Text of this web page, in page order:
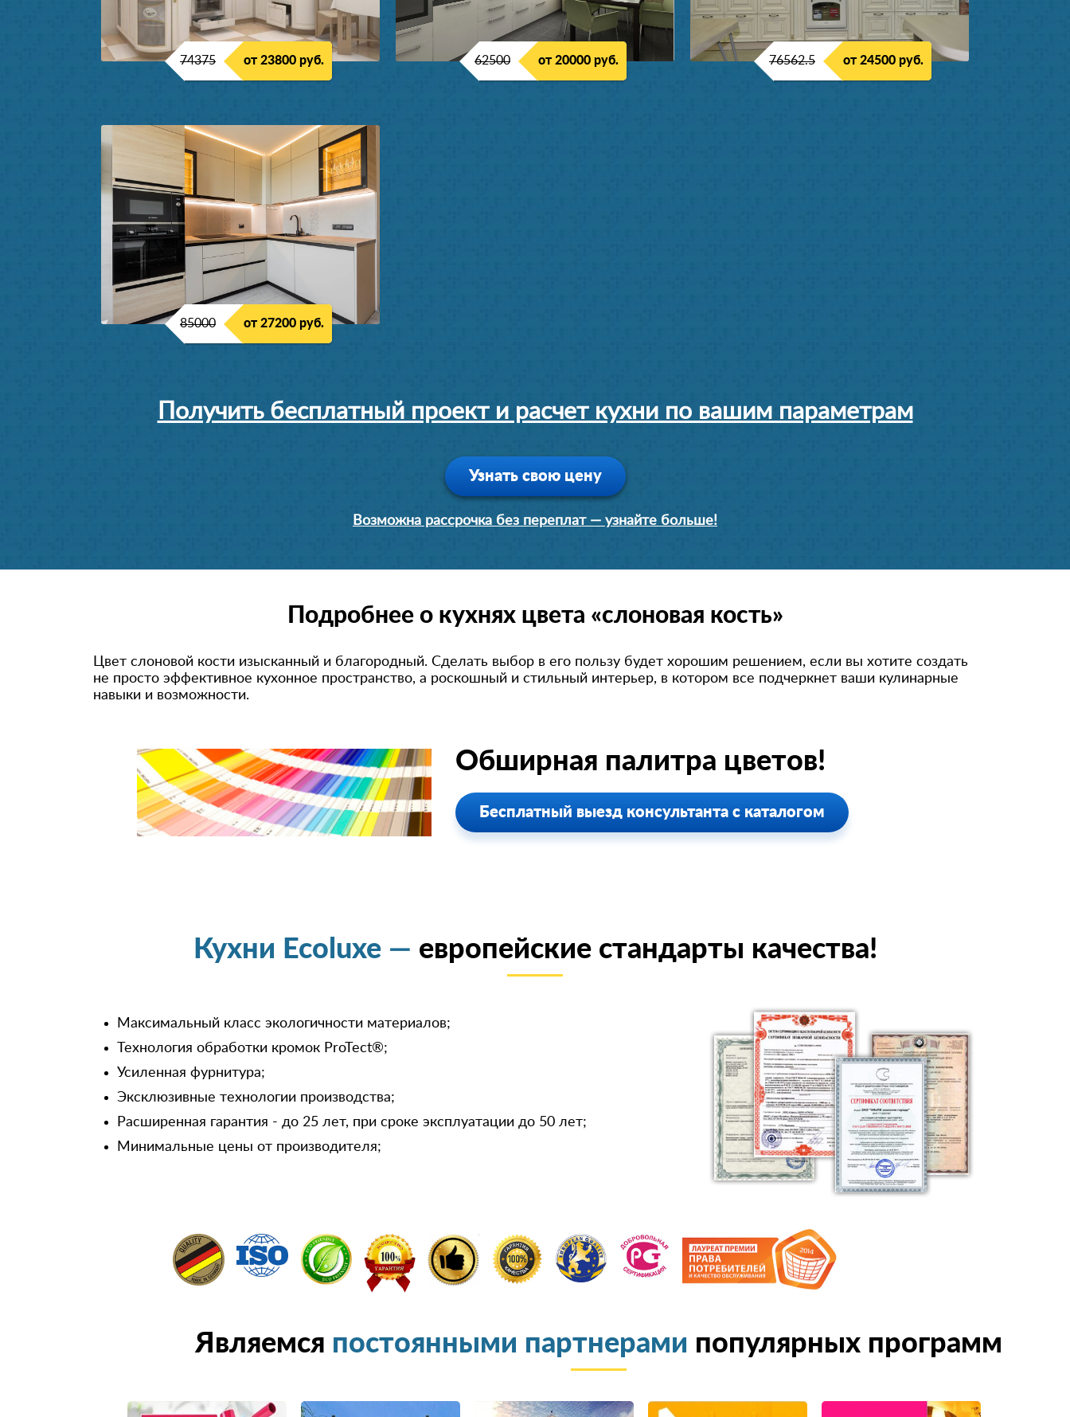
74375 от 23800 руб. 62500 от 20000 руб. 76562.5 от 24500 руб.
85000 от 27200 руб.
Получить бесплатный проект и расчет кухни по вашим параметрам
Узнать свою цену
Возможна рассрочка без переплат — узнайте больше!
Подробнее о кухнях цвета «слоновая кость»
Цвет слоновой кости изысканный и благородный. Сделать выбор в его пользу будет хорошим решением, если вы хотите создать
не просто эффективное кухонное пространство, а роскошный и стильный интерьер, в котором все подчеркнет ваши кулинарные
навыки и возможности.
Обширная палитра цветов!
Бесплатный выезд консультанта с каталогом
Кухни Ecoluxe — европейские стандарты качества!
Максимальный класс экологичности материалов;
Технология обработки кромок ProTect®;
Усиленная фурнитура;
Эксклюзивные технологии производства;
Расширенная гарантия - до 25 лет, при сроке эксплуатации до 50 лет;
Минимальные цены от производителя;
Являемся постоянными партнерами популярных программ